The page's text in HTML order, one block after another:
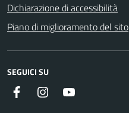
Dichiarazione di accessibilità
Piano di miglioramento del sito
SEGUICI SU
Facebook Instagram